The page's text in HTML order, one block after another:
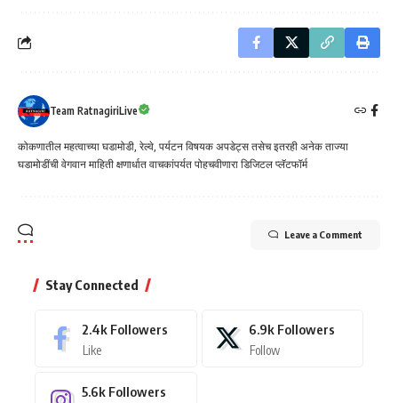
Team RatnagiriLive
कोकणातील महत्वाच्या घडामोडी, रेल्वे, पर्यटन विषयक अपडेट्स तसेच इतरही अनेक ताज्या
घडामोडींची वेगवान माहिती क्षणार्धात वाचकांपर्यत पोहचवीणारा डिजिटल प्लॅटफॉर्म
Leave a Comment
Stay Connected
2.4k Followers
Like
6.9k Followers
Follow
5.6k Followers